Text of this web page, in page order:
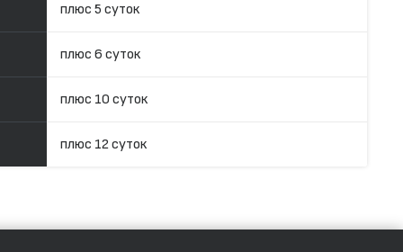
плюс 5 суток
плюс 6 суток
плюс 10 суток
плюс 12 суток